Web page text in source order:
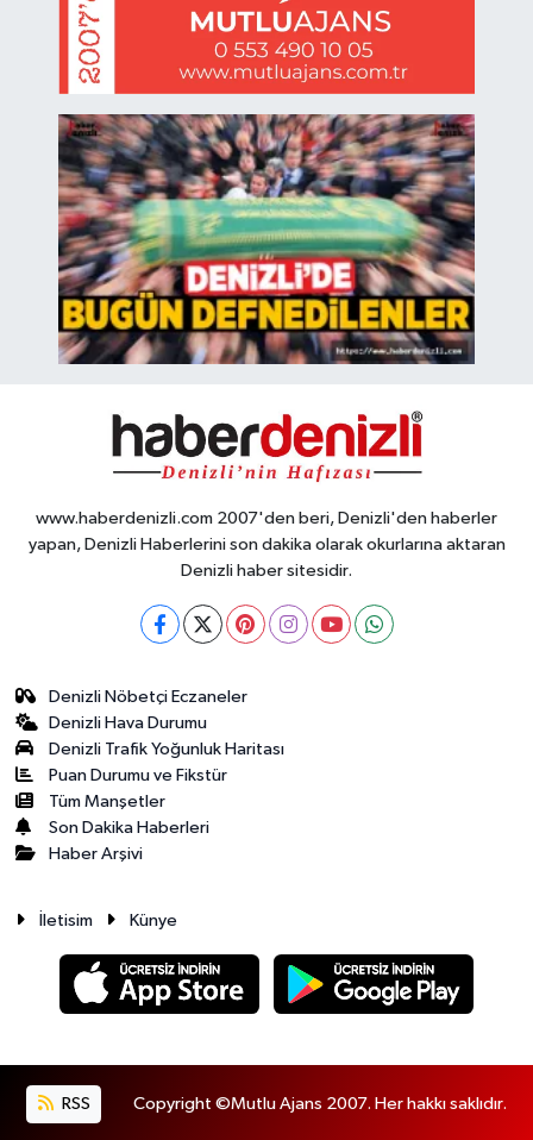
www.haberdenizli.com 2007'den beri, Denizli'den haberler
yapan, Denizli Haberlerini son dakika olarak okurlarına aktaran
Denizli haber sitesidir.
Denizli Nöbetçi Eczaneler
Denizli Hava Durumu
Denizli Trafik Yoğunluk Haritası
Puan Durumu ve Fikstür
Tüm Manşetler
Son Dakika Haberleri
Haber Arşivi
İletisim Künye
RSS Copyright ©Mutlu Ajans 2007. Her hakkı saklıdır.